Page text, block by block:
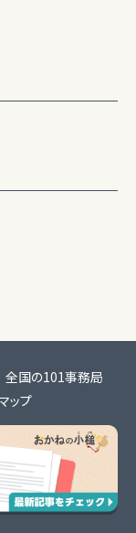
全国の101事務局
ップ